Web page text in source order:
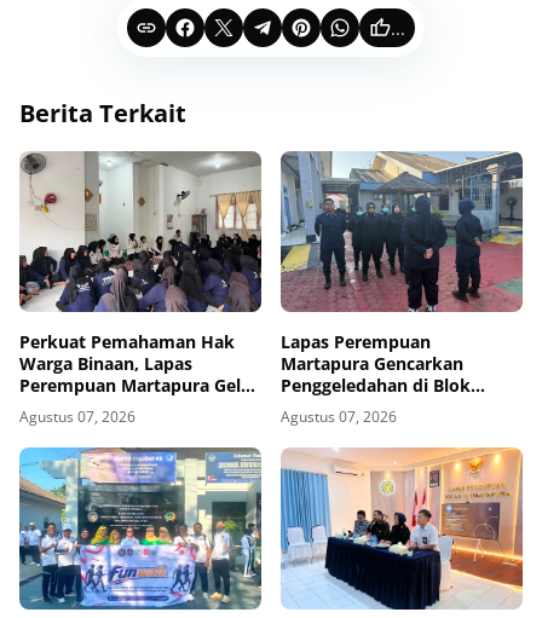
...
Berita Terkait
Perkuat Pemahaman Hak
Warga Binaan, Lapas
Perempuan Martapura Gelar
Sosialisasi Remisi dan
Integrasi
Agustus 07, 2026
Lapas Perempuan
Martapura Gencarkan
Penggeledahan di Blok
Maximum Security Selama
Dua Hari Berturut-turut
Agustus 07, 2026